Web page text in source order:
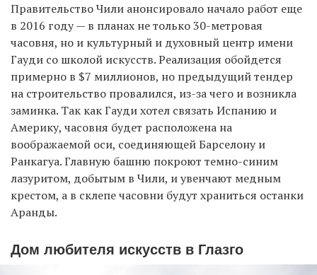
Правительство Чили анонсировало начало работ еще
в 2016 году — в планах не только 30-метровая
часовня, но и культурный и духовный центр имени
Гауди со школой искусств. Реализация обойдется
примерно в $7 миллионов, но предыдущий тендер
на строительство провалился, из-за чего и возникла
заминка. Так как Гауди хотел связать Испанию и
Америку, часовня будет расположена на
воображаемой оси, соединяющей Барселону и
Ранкагуа. Главную башню покроют темно-синим
лазуритом, добытым в Чили, и увенчают медным
крестом, а в склепе часовни будут храниться останки
Аранды.
Дом любителя искусств в Глазго